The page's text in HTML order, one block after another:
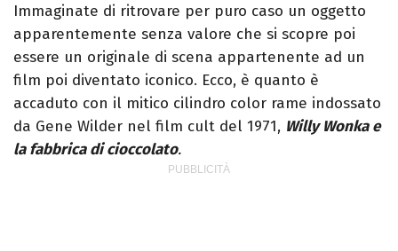
Immaginate di ritrovare per puro caso un oggetto
apparentemente senza valore che si scopre poi
essere un originale di scena appartenente ad un
film poi diventato iconico. Ecco, è quanto è
accaduto con il mitico cilindro color rame indossato
da Gene Wilder nel film cult del 1971, Willy Wonka e
la fabbrica di cioccolato.